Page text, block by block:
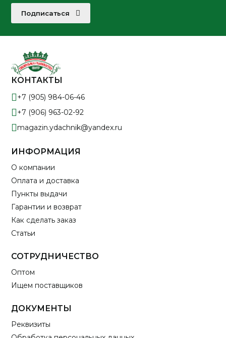
Подписаться
КОНТАКТЫ
+7 (905) 984-06-46
+7 (906) 963-02-92
magazin.ydachnik@yandex.ru
ИНФОРМАЦИЯ
О компании
Оплата и доставка
Пункты выдачи
Гарантии и возврат
Как сделать заказ
Статьи
СОТРУДНИЧЕСТВО
Оптом
Ищем поставщиков
ДОКУМЕНТЫ
Реквизиты